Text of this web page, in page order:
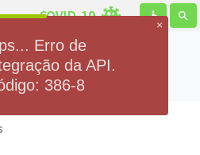
COVID-19 accessible search
Municipal de
de São Bento
×
Erro de
da API.
386-8